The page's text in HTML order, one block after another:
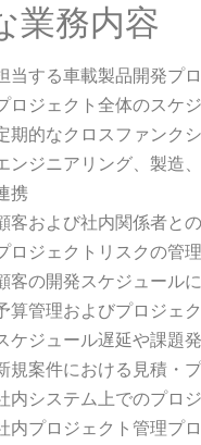
業務内容
当する車載製品開発プ
ロジェクト全体のスケ
期的なクロスファンク
ンジニアリング、製造
携
客および社内関係者と
ロジェクトリスクの管
客の開発スケジュール
算管理およびプロジェ
ケジュール遅延や課題
規案件における見積・
内システム上でのプロ
内プロジェクト管理プ